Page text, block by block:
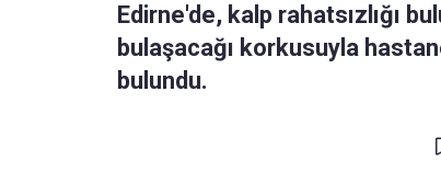
Edirne'de, kalp rahatsızlığı
bulaşacağı korkusuyla
bulundu.